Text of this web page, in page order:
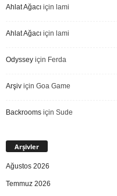
Ahlat Ağacı için lami
Ahlat Ağacı için lami
Odyssey için Ferda
Arşiv için Goa Game
Backrooms için Sude
Arşivler
Ağustos 2026
Temmuz 2026